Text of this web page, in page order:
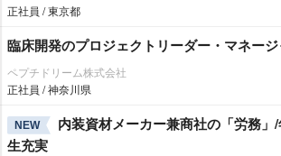
正社員 / 東京都
臨床開発のプロジェクトリーダー・マネー
ペプチドリーム株式会社
正社員 / 神奈川県
NEW
内装資材メーカー兼商社の「労務」
生充実